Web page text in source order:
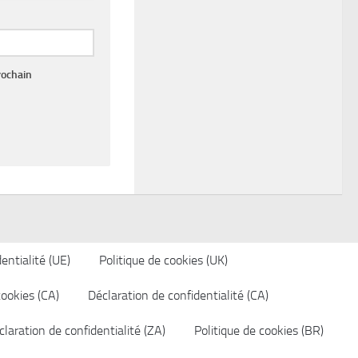
(UE) Politique de cookies (UK)
(CA) Déclaration de confidentialité (CA)
de confidentialité (ZA) Politique de cookies (BR)